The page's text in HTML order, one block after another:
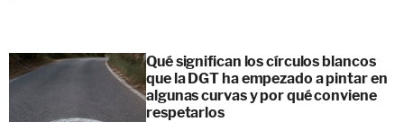
Qué significan los círculos blancos
que la DGT ha empezado a pintar en
algunas curvas y por qué conviene
respetarlos